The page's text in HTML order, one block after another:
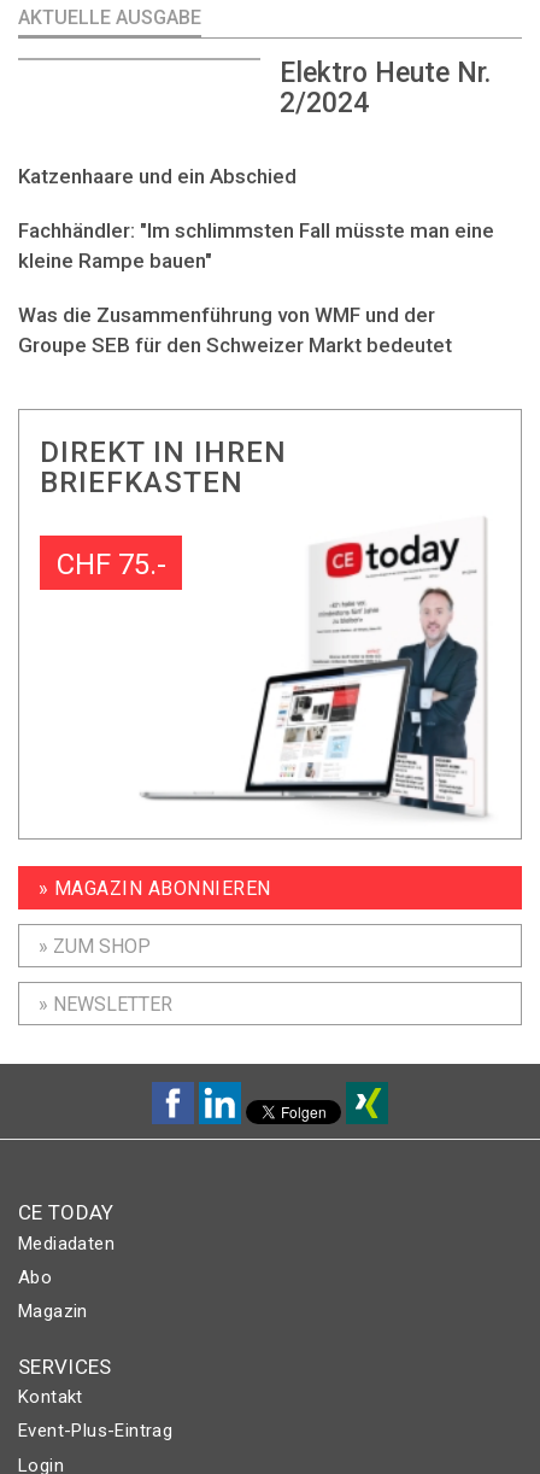
AKTUELLE AUSGABE
Elektro Heute Nr.
2/2024
Katzenhaare und ein Abschied
Fachhändler: "Im schlimmsten Fall müsste man eine
kleine Rampe bauen"
Was die Zusammenführung von WMF und der
Groupe SEB für den Schweizer Markt bedeutet
DIREKT IN IHREN
BRIEFKASTEN
CHF 75.-
» MAGAZIN ABONNIEREN
» ZUM SHOP
» NEWSLETTER
CE TODAY
Mediadaten
Abo
Magazin
SERVICES
Kontakt
Event-Plus-Eintrag
Login